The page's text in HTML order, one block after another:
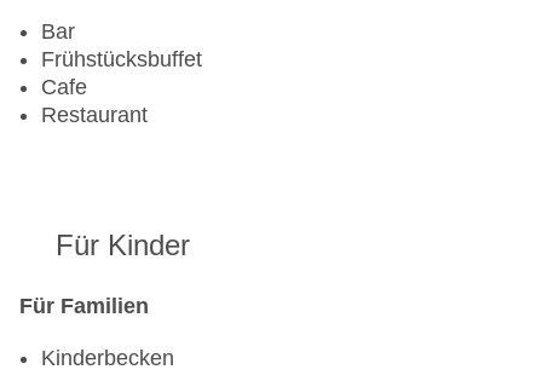
Bar
Frühstücksbuffet
Cafe
Restaurant
Für Kinder
Für Familien
Kinderbecken